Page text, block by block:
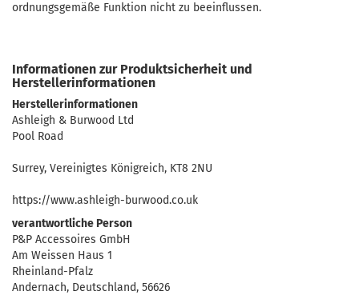
ordnungsgemäße Funktion nicht zu beeinflussen.
Informationen zur Produktsicherheit und
Herstellerinformationen
Herstellerinformationen
Ashleigh & Burwood Ltd
Pool Road
Surrey, Vereinigtes Königreich, KT8 2NU
https://www.ashleigh-burwood.co.uk
verantwortliche Person
P&P Accessoires GmbH
Am Weissen Haus 1
Rheinland-Pfalz
Andernach, Deutschland, 56626